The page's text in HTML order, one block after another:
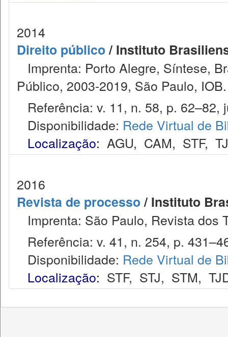
2014
Direito público/ Instituto
Imprenta: Porto Alegre, Síntese,
Público, 2003-2019, São Paulo, IOB.
Referência: v. 11, n. 58, p. 62–82,
Disponibilidade: Rede Virtual de
Localização: AGU, CAM, STF,
2016
Revista de processo/ Instituto
Imprenta: São Paulo, Revista dos
Referência: v. 41, n. 254, p.
Disponibilidade: Rede Virtual de
Localização: STF, STJ, STM,